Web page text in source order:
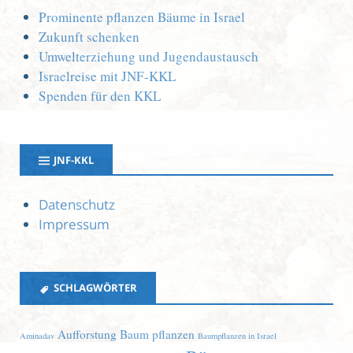
Prominente pflanzen Bäume in Israel
Zukunft schenken
Umwelterziehung und Jugendaustausch
Israelreise mit JNF-KKL
Spenden für den KKL
JNF-KKL
Datenschutz
Impressum
SCHLAGWÖRTER
Aminadav Aufforstung Baum pflanzen Baumpflanzen in Israel